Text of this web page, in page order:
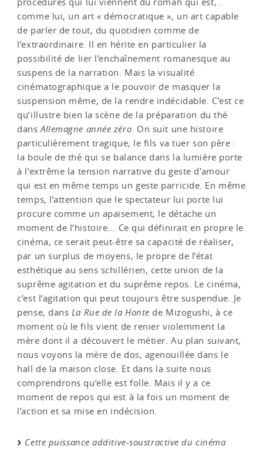
comme lui, un art « démocratique », un art capable
de parler de tout, du quotidien comme de
l’extraordinaire. Il en hérite en particulier la
possibilité de lier l’enchaînement romanesque au
suspens de la narration. Mais la visualité
cinématographique a le pouvoir de masquer la
suspension même, de la rendre indécidable. C’est ce
qu’illustre bien la scène de la préparation du thé
dansAllemagne année zéro. On suit une histoire
particulièrement tragique, le fils va tuer son père :
la boule de thé qui se balance dans la lumière porte
à l’extrême la tension narrative du geste d’amour
qui est en même temps un geste parricide. En même
temps, l’attention que le spectateur lui porte lui
procure comme un apaisement, le détache un
moment de l’histoire... Ce qui définirait en propre le
cinéma, ce serait peut-être sa capacité de réaliser,
par un surplus de moyens, le propre de l’état
esthétique au sens schillérien, cette union de la
suprême agitation et du suprême repos. Le cinéma,
c’est l’agitation qui peut toujours être suspendue. Je
pense, dans La Rue de la Honte de Mizogushi, à ce
moment où le fils vient de renier violemment la
mère dont il a découvert le métier. Au plan suivant,
nous voyons la mère de dos, agenouillée dans le
hall de la maison close. Et dans la suite nous
comprendrons qu’elle est folle. Mais il y a ce
moment de repos qui est à la fois un moment de
l’action et sa mise en indécision.
Cette puissance additive-soustractive du cinéma